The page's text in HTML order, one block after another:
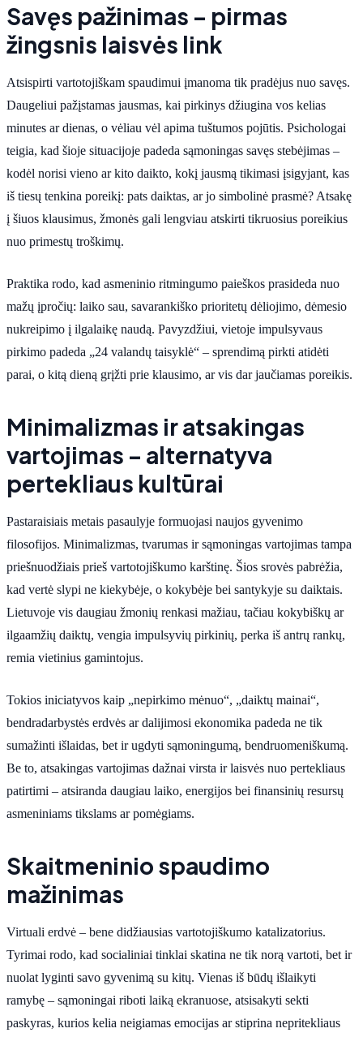
Savęs pažinimas – pirmas
žingsnis laisvės link
Atsispirti vartotojiškam spaudimui įmanoma tik pradėjus nuo savęs.
Daugeliui pažįstamas jausmas, kai pirkinys džiugina vos kelias
minutes ar dienas, o vėliau vėl apima tuštumos pojūtis. Psichologai
teigia, kad šioje situacijoje padeda sąmoningas savęs stebėjimas –
kodėl norisi vieno ar kito daikto, kokį jausmą tikimasi įsigyjant, kas
iš tiesų tenkina poreikį: pats daiktas, ar jo simbolinė prasmė? Atsakę
į šiuos klausimus, žmonės gali lengviau atskirti tikruosius poreikius
nuo primestų troškimų.
Praktika rodo, kad asmeninio ritmingumo paieškos prasideda nuo
mažų įpročių: laiko sau, savarankiško prioritetų dėliojimo, dėmesio
nukreipimo į ilgalaikę naudą. Pavyzdžiui, vietoje impulsyvaus
pirkimo padeda „24 valandų taisyklė“ – sprendimą pirkti atidėti
parai, o kitą dieną grįžti prie klausimo, ar vis dar jaučiamas poreikis.
Minimalizmas ir atsakingas
vartojimas – alternatyva
pertekliaus kultūrai
Pastaraisiais metais pasaulyje formuojasi naujos gyvenimo
filosofijos. Minimalizmas, tvarumas ir sąmoningas vartojimas tampa
priešnuodžiais prieš vartotojiškumo karštinę. Šios srovės pabrėžia,
kad vertė slypi ne kiekybėje, o kokybėje bei santykyje su daiktais.
Lietuvoje vis daugiau žmonių renkasi mažiau, tačiau kokybiškų ar
ilgaamžių daiktų, vengia impulsyvių pirkinių, perka iš antrų rankų,
remia vietinius gamintojus.
Tokios iniciatyvos kaip „nepirkimo mėnuo“, „daiktų mainai“,
bendradarbystės erdvės ar dalijimosi ekonomika padeda ne tik
sumažinti išlaidas, bet ir ugdyti sąmoningumą, bendruomeniškumą.
Be to, atsakingas vartojimas dažnai virsta ir laisvės nuo pertekliaus
patirtimi – atsiranda daugiau laiko, energijos bei finansinių resursų
asmeniniams tikslams ar pomėgiams.
Skaitmeninio spaudimo
mažinimas
Virtuali erdvė – bene didžiausias vartotojiškumo katalizatorius.
Tyrimai rodo, kad socialiniai tinklai skatina ne tik norą vartoti, bet ir
nuolat lyginti savo gyvenimą su kitų. Vienas iš būdų išlaikyti
ramybę – sąmoningai riboti laiką ekranuose, atsisakyti sekti
paskyras, kurios kelia neigiamas emocijas ar stiprina nepritekliaus